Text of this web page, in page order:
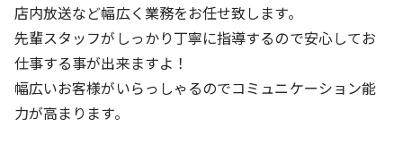
給与
交通費支給 昇給あり
待遇・福利厚生
労災完備 社会保険制度あり
食事補助制度あり
店内放送など幅広く業務をお任せ致します。
先輩スタッフがしっかり丁寧に指導するので安心してお
仕事する事が出来ますよ！
幅広いお客様がいらっしゃるのでコミュニケーション能
力が高まります。